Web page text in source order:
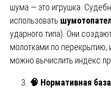
шума — это игрушка.
использовать
ударного типа). Они
молотками по перекрытию,
можно вычислить индекс
🧠 Нормативная